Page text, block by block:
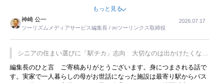
永井 彰一社長にインタビューしたら、興味深い話が次々が飛び出しま
した。プレゼンも巧みで、今でも思い出すことが２つあります。一つ
は、従業員に東京ディズニーランドを見学させ、サービス業、接客業
の何かを理解してもらっていることです。 もう一つは1800円もする
プレミアムヨーグルトを販売するにあたり、社内に懸念もあったそう
です。永井社長は、駐車場に都内ナンバーの高級外車が停まっている
ことに目をつけ、高級商品でも売れると確信したそうです。今回の記
事を懐かしく読みました。
もっと見る
神崎 公一
ツーリズムメディアサービス編集長 / ㈱ツーリンクス取締役
2026.07.17
シニアの住まい選びに「駅チカ」志向 大切なのは出かけたくなる
暮らし
編集長のひと言 ご寄稿ありがとうございます。身につまされる話で
す。実家で一人暮らしの母がお世話になった施設は最寄り駅からバス